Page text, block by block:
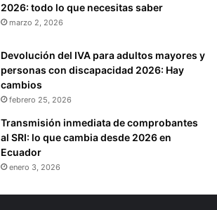
2026: todo lo que necesitas saber
marzo 2, 2026
Devolución del IVA para adultos mayores y
personas con discapacidad 2026: Hay
cambios
febrero 25, 2026
Transmisión inmediata de comprobantes
al SRI: lo que cambia desde 2026 en
Ecuador
enero 3, 2026